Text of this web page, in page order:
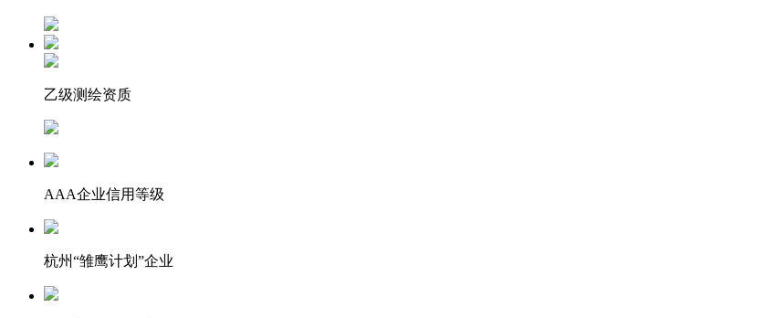
乙级测绘资质
AAA企业信用等级
杭州“雏鹰计划”企业